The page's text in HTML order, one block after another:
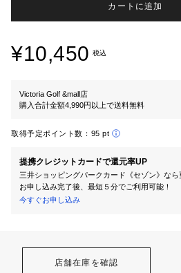
カートに追加
¥10,450 税込
Victoria Golf &mall店
購入合計金額4,990円以上で送料無料
取得予定ポイント数： 95 pt
提携クレジットカードで還元率UP
三井ショッピングパークカード《セゾン》なら
お申し込み完了後、最短５分でご利用可能！
今すぐお申し込み
店舗在庫を確認